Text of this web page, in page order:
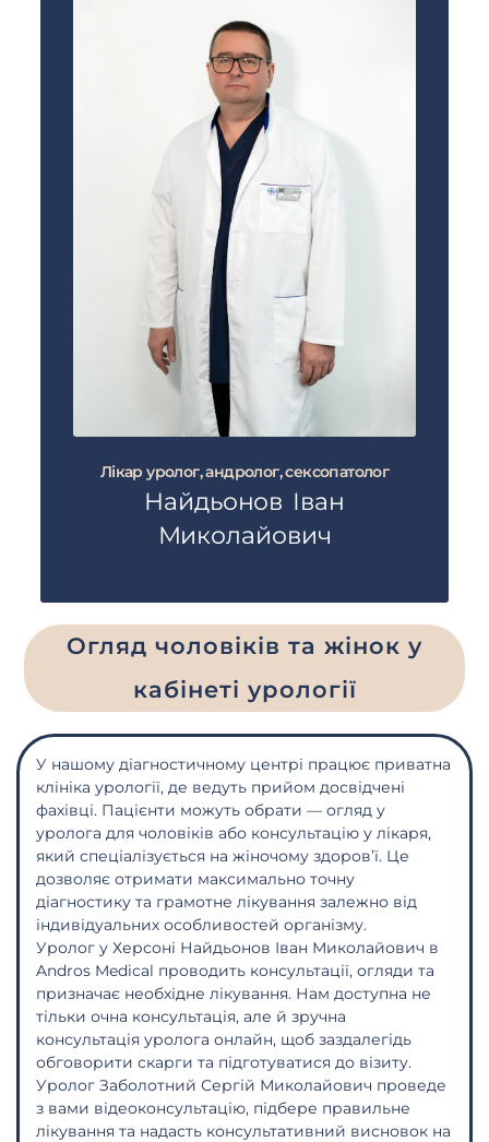
Лікар уролог, андролог, сексопатолог
Найдьонов Іван
Миколайович
Огляд чоловіків та жінок у
кабінеті урології
У нашому діагностичному центрі працює приватна
клініка урології, де ведуть прийом досвідчені
фахівці. Пацієнти можуть обрати — огляд у
уролога для чоловіків або консультацію у лікаря,
який спеціалізується на жіночому здоров’ї. Це
дозволяє отримати максимально точну
діагностику та грамотне лікування залежно від
індивідуальних особливостей організму.
Уролог у Херсоні Найдьонов Іван Миколайович в
Andros Medical проводить консультації, огляди та
призначає необхідне лікування. Нам доступна не
тільки очна консультація, але й зручна
консультація уролога онлайн, щоб заздалегідь
обговорити скарги та підготуватися до візиту.
Уролог Заболотний Сергій Миколайович проведе
з вами відеоконсультацію, підбере правильне
лікування та надасть консультативний висновок на